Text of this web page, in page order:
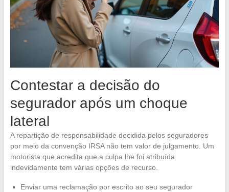
Contestar a decisão do
segurador após um choque
lateral
A repartição de responsabilidade decidida pelos seguradores
por meio da convenção IRSA não tem valor de julgamento. Um
motorista que acredita que a culpa lhe foi atribuída
indevidamente tem várias opções de recurso.
Enviar uma reclamação por escrito ao seu segurador